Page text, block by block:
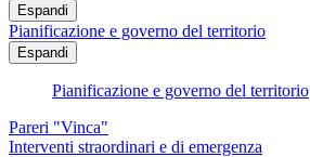
Espandi
Pianificazione e governo del territorio
Espandi
Pianificazione e governo del territorio
Pareri "Vinca"
Interventi straordinari e di emergenza